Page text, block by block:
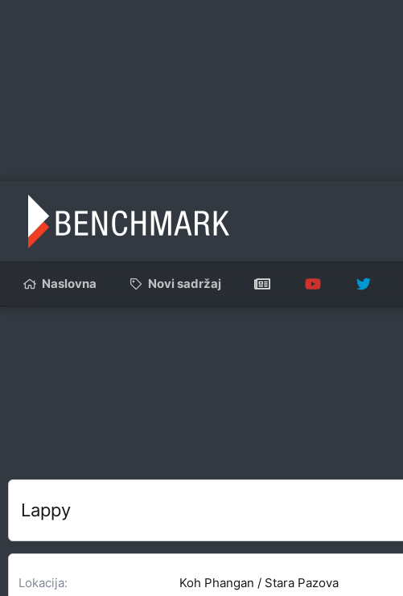
Naslovna Novi sadržaj
Lappy
Lokacija Koh Phangan / Stara Pazova